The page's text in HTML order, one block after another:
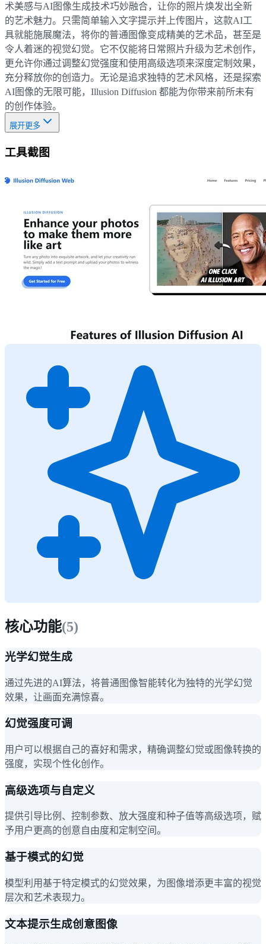
术美感与AI图像生成技术巧妙融合，让你的照片焕发出全新
的艺术魅力。只需简单输入文字提示并上传图片，这款AI工
具就能施展魔法，将你的普通图像变成精美的艺术品，甚至是
令人着迷的视觉幻觉。它不仅能将日常照片升级为艺术创作，
更允许你通过调整幻觉强度和使用高级选项来深度定制效果，
充分释放你的创造力。无论是追求独特的艺术风格，还是探索
AI图像的无限可能，Illusion Diffusion 都能为你带来前所未有
的创作体验。
展开更多
工具截图
核心功能(5)
光学幻觉生成
通过先进的AI算法，将普通图像智能转化为独特的光学幻觉
效果，让画面充满惊喜。
幻觉强度可调
用户可以根据自己的喜好和需求，精确调整幻觉或图像转换的
强度，实现个性化创作。
高级选项与自定义
提供引导比例、控制参数、放大强度和种子值等高级选项，赋
予用户更高的创意自由度和定制空间。
基于模式的幻觉
模型利用基于特定模式的幻觉效果，为图像增添更丰富的视觉
层次和艺术表现力。
文本提示生成创意图像